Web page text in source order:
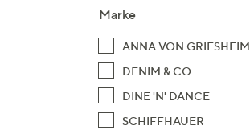
Marke
ANNA VON GRIESHEIM
DENIM & CO.
DINE 'N' DANCE
SCHIFFHAUER